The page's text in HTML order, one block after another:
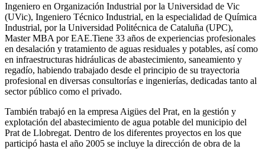
Ingeniero en Organización Industrial por la Universidad de Vic
(UVic), Ingeniero Técnico Industrial, en la especialidad de Química
Industrial, por la Universidad Politécnica de Cataluña (UPC),
Master MBA por EAE.Tiene 33 años de experiencias profesionales
en desalación y tratamiento de aguas residuales y potables, así como
en infraestructuras hidráulicas de abastecimiento, saneamiento y
regadío, habiendo trabajado desde el principio de su trayectoria
profesional en diversas consultorías e ingenierías, dedicadas tanto al
sector público como el privado.
También trabajó en la empresa Aigües del Prat, en la gestión y
explotación del abastecimiento de agua potable del municipio del
Prat de Llobregat. Dentro de los diferentes proyectos en los que
participó hasta el año 2005 se incluye la dirección de obra de la